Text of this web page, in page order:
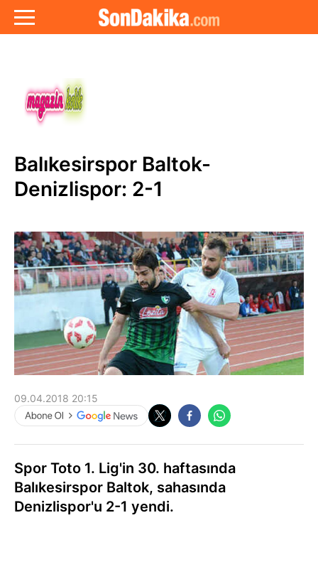
Balıkesirspor Baltok-
Denizlispor: 2-1
09.04.2018 20:15
Spor Toto 1. Lig'in 30. haftasında
Balıkesirspor Baltok, sahasında
Denizlispor'u 2-1 yendi.